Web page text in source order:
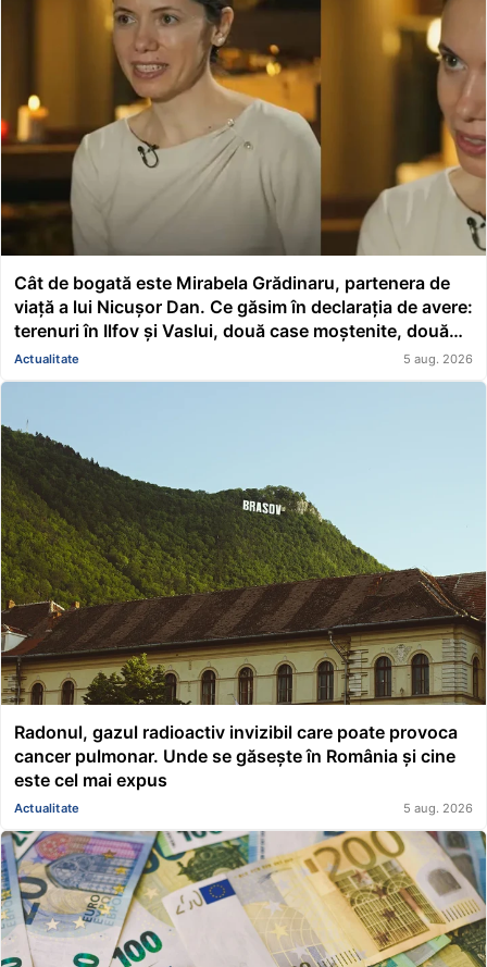
Cât de bogată este Mirabela Grădinaru, partenera de
viață a lui Nicușor Dan. Ce găsim în declarația de avere:
terenuri în Ilfov și Vaslui, două case moștenite, două
mașini, acțiuni Renault și un împrumut de peste
116.000 de lei acordat unei asociații
Actualitate 5 aug. 2026
Radonul, gazul radioactiv invizibil care poate provoca
cancer pulmonar. Unde se găsește în România și cine
este cel mai expus
Actualitate 5 aug. 2026